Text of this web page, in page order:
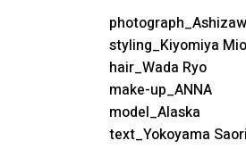
styling_Kiyomiya Mio
hair_Wada Ryo
make-up_ANNA
model_Alaska
text_Yokoyama Saori